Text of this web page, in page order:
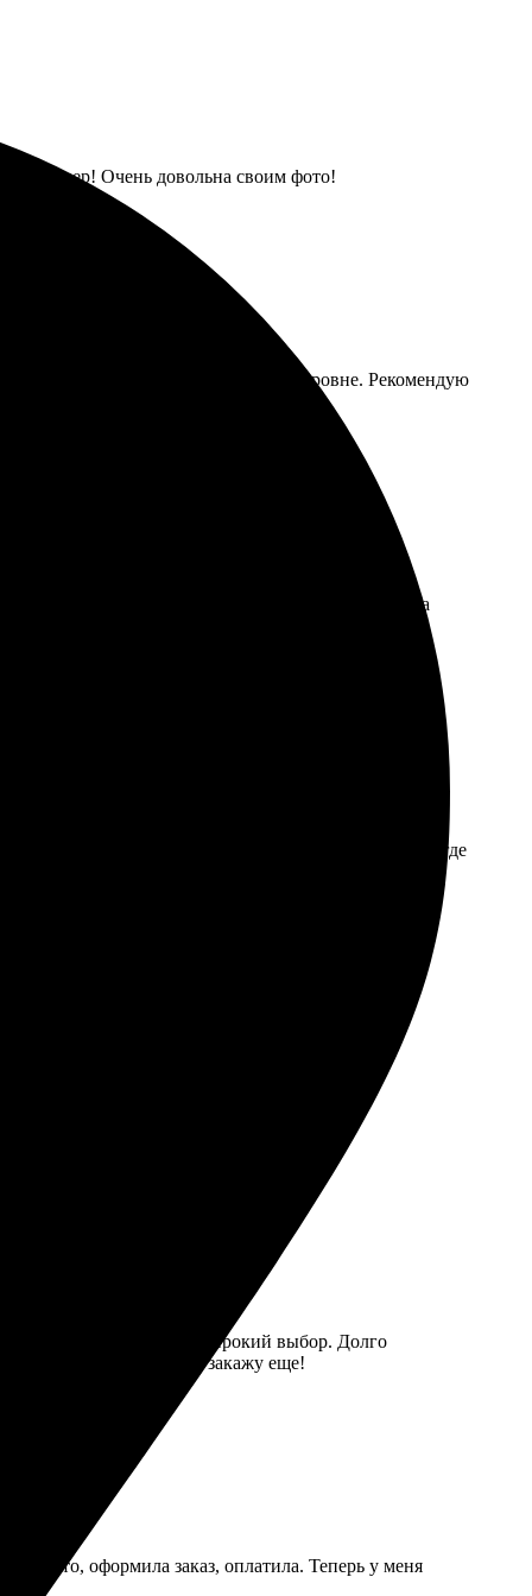
супер! Очень довольна своим фото!
ожидания, качество на высоком уровне. Рекомендую
что можно выбрать рамку. Заказала, загрузила
Рекомендую пользоваться услугами этой
восторге от результата. Сначала зашла на сайт, где
существенно упростило всю процедуру.
Рамка отлично подошла, все смотрится
выбором.
печати фотографий и сувениров.
превзошёл ожидания!
понятным. Понравился широкий выбор. Долго
отличное. Обязательно закажу еще!
фото, оформила заказ, оплатила. Теперь у меня